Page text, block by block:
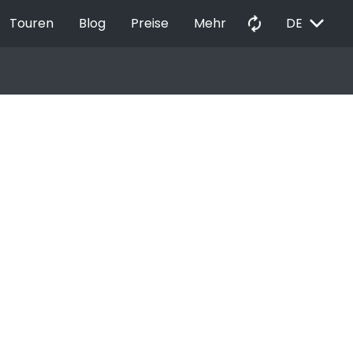
Touren Blog Preise Mehr autorenew DE EXPAND_MORE